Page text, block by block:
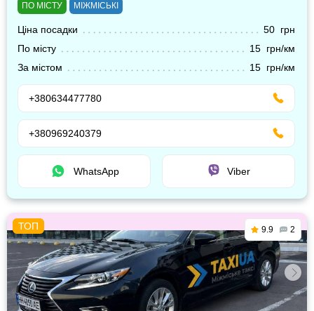
ПО МІСТУ МІЖМІСЬКІ
Ціна посадки
50 грн
По місту
15 грн/км
За містом
15 грн/км
+380634477780
+380969240379
WhatsApp Viber
9.9 2